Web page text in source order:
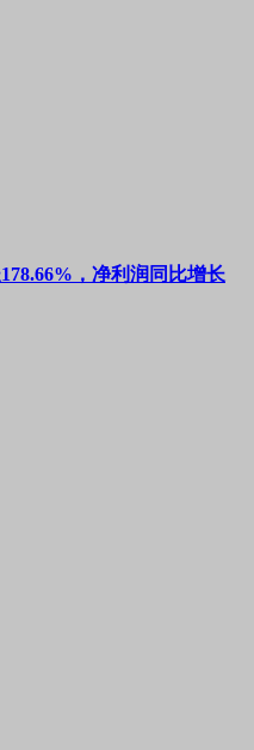
，净利润同比增长